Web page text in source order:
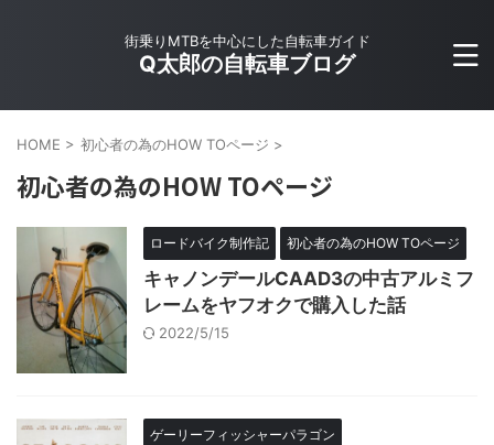
街乗りMTBを中心にした自転車ガイド
Q太郎の自転車ブログ
HOME > 初心者の為のHOW TOページ >
初心者の為のHOW TOページ
ロードバイク制作記 初心者の為のHOW TOページ
キャノンデールCAAD3の中古アルミフ
レームをヤフオクで購入した話
2022/5/15
ゲーリーフィッシャーパラゴン